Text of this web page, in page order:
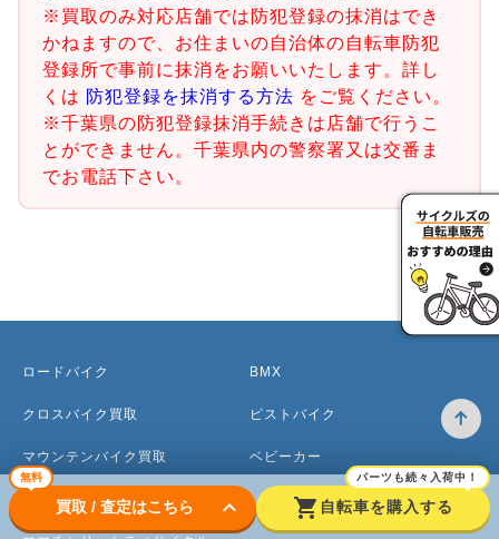
※買取のみ対応店舗では防犯登録の抹消はでき
かねますので、お住まいの自治体の自転車防犯
登録所で事前に抹消をお願いいたします。詳し
くは 防犯登録を抹消する方法 をご覧ください。
※千葉県の防犯登録抹消手続きは店舗で行うこ
とができません。千葉県内の警察署又は交番ま
でお電話下さい。
無料
買取 / 査定はこちら keyboard_arrow_down shopping_cart
パーツも続々入荷中！
自転車を購入する
ロードバイク
クロスバイク買取
マウンテンバイク買取
電動アシスト自転車
BMX
ピストバイク
ベビーカー